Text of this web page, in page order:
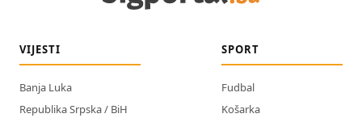
VIJESTI
Banja Luka
Republika Srpska / BiH
SPORT
Fudbal
Košarka